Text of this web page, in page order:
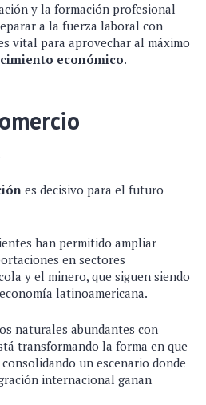
y la formación profesional
a la fuerza laboral con
vital para aprovechar al máximo
económico.
es decisivo para el futuro
han permitido ampliar
en sectores
y el minero, que siguen siendo
latinoamericana.
naturales abundantes con
transformando la forma en que
un escenario donde
internacional ganan